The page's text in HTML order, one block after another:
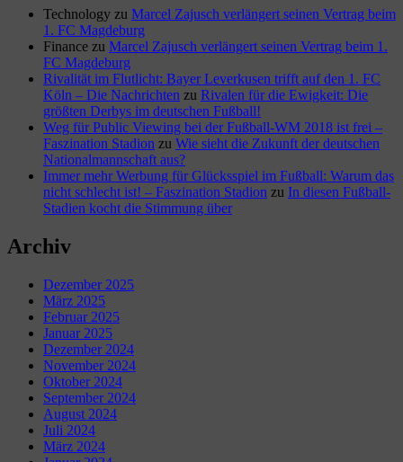
Technology zu Marcel Zajusch verlängert seinen Vertrag beim
1. FC Magdeburg
Finance zu Marcel Zajusch verlängert seinen Vertrag beim 1.
FC Magdeburg
Rivalität im Flutlicht: Bayer Leverkusen trifft auf den 1. FC
Köln – Die Nachrichten zu Rivalen für die Ewigkeit: Die
größten Derbys im deutschen Fußball!
Weg für Public Viewing bei der Fußball-WM 2018 ist frei –
Faszination Stadion zu Wie sieht die Zukunft der deutschen
Nationalmannschaft aus?
Immer mehr Werbung für Glücksspiel im Fußball: Warum das
nicht schlecht ist! – Faszination Stadion zu In diesen Fußball-
Stadien kocht die Stimmung über
Archiv
Dezember 2025
März 2025
Februar 2025
Januar 2025
Dezember 2024
November 2024
Oktober 2024
September 2024
August 2024
Juli 2024
März 2024